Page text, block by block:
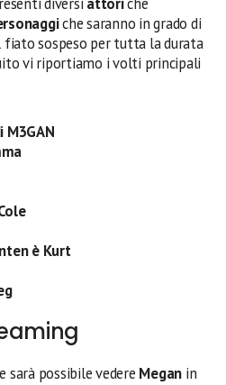
che saranno in grado di
sospeso per tutta la durata
vi riportiamo i volti principali
M3GAN
è Kurt
sarà possibile vedere Megan in